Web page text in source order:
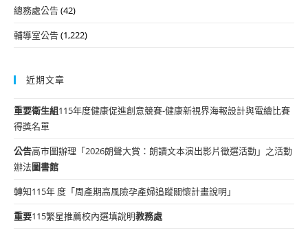
總務處公告(42)
輔導室公告(1,222)
近期文章
重要衛生組115年度健康促進創意競賽-健康新視界海報設計與電繪比賽
得獎名單
公告高市圖辦理「2026朗聲大賞：朗讀文本演出影片徵選活動」之活動
辦法圖書館
轉知115年 度「周產期高風險孕產婦追蹤關懷計畫說明」
重要115繁星推薦校內選填說明教務處